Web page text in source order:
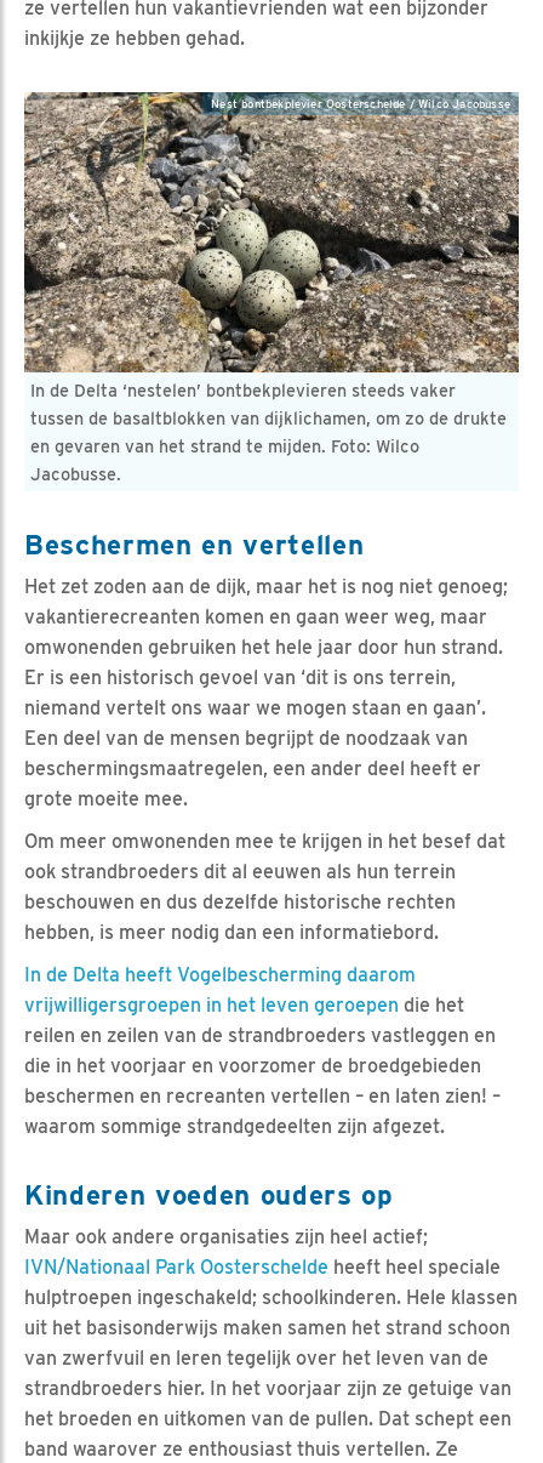
ze vertellen hun vakantievrienden wat een bijzonder
inkijkje ze hebben gehad.
In de Delta ‘nestelen’ bontbekplevieren steeds vaker
tussen de basaltblokken van dijklichamen, om zo de drukte
en gevaren van het strand te mijden. Foto: Wilco
Jacobusse.
Nest bontbekplevier Oosterschelde / Wilco Jacobusse
Beschermen en vertellen
Het zet zoden aan de dijk, maar het is nog niet genoeg;
vakantierecreanten komen en gaan weer weg, maar
omwonenden gebruiken het hele jaar door hun strand.
Er is een historisch gevoel van ‘dit is ons terrein,
niemand vertelt ons waar we mogen staan en gaan’.
Een deel van de mensen begrijpt de noodzaak van
beschermingsmaatregelen, een ander deel heeft er
grote moeite mee.
Om meer omwonenden mee te krijgen in het besef dat
ook strandbroeders dit al eeuwen als hun terrein
beschouwen en dus dezelfde historische rechten
hebben, is meer nodig dan een informatiebord.
In de Delta heeft Vogelbescherming daarom
vrijwilligersgroepen in het leven geroepen die het
reilen en zeilen van de strandbroeders vastleggen en
die in het voorjaar en voorzomer de broedgebieden
beschermen en recreanten vertellen – en laten zien! –
waarom sommige strandgedeelten zijn afgezet.
Kinderen voeden ouders op
Maar ook andere organisaties zijn heel actief;
IVN/Nationaal Park Oosterschelde heeft heel speciale
hulptroepen ingeschakeld; schoolkinderen. Hele klassen
uit het basisonderwijs maken samen het strand schoon
van zwerfvuil en leren tegelijk over het leven van de
strandbroeders hier. In het voorjaar zijn ze getuige van
het broeden en uitkomen van de pullen. Dat schept een
band waarover ze enthousiast thuis vertellen. Ze